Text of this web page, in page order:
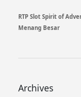
RTP Slot Spirit of
Menang Besar
Archives